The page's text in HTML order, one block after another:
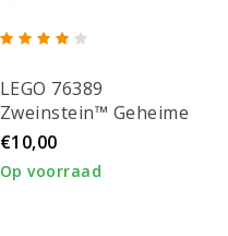
LEGO 76389
Zweinstein™ Geheime
Kamer
€10,00
Op voorraad